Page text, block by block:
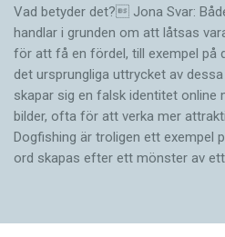
Vad betyder det? Jona Svar:
handlar i grunden om att låtsas
för att få en fördel, till exempel på
det ursprungliga uttrycket av
skapar sig en falsk identitet online
bilder, ofta för att verka mer
Dogfishing är troligen ett exempel
ord skapas efter ett mönster av